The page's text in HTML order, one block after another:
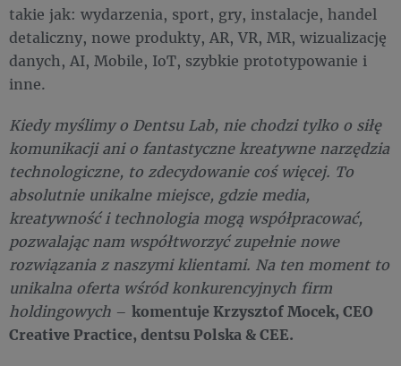
takie jak: wydarzenia, sport, gry, instalacje, handel
detaliczny, nowe produkty, AR, VR, MR, wizualizację
danych, AI, Mobile, IoT, szybkie prototypowanie i
inne.
Kiedy myślimy o Dentsu Lab, nie chodzi tylko o siłę
komunikacji ani o fantastyczne kreatywne narzędzia
technologiczne, to zdecydowanie coś więcej. To
absolutnie unikalne miejsce, gdzie media,
kreatywność i technologia mogą współpracować,
pozwalając nam współtworzyć zupełnie nowe
rozwiązania z naszymi klientami. Na ten moment to
unikalna oferta wśród konkurencyjnych firm
holdingowych – komentuje Krzysztof Mocek, CEO
Creative Practice, dentsu Polska & CEE.